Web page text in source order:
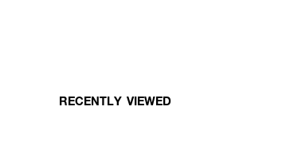
RECENTLY VIEWED